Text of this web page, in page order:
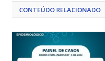
CONTEÚDO RELACIONADO